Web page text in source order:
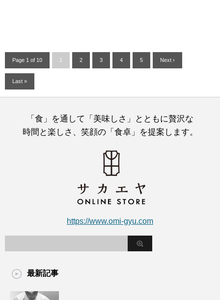
Page 1 of 10 1 2 3 4 5 Next ›
Last »
「食」を通して「美味しさ」とともに贅沢な
時間と楽しさ、笑顔の「食卓」を提案します。
https://www.omi-gyu.com
最新記事